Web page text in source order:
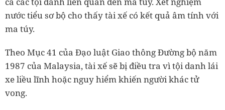
nước tiểu sơ bộ cho thấy tài xế có kết quả âm tính với
ma túy.
Theo Mục 41 của Đạo luật Giao thông Đường bộ năm
1987 của Malaysia, tài xế sẽ bị điều tra vì tội danh lái
xe liều lĩnh hoặc nguy hiểm khiến người khác tử
vong.